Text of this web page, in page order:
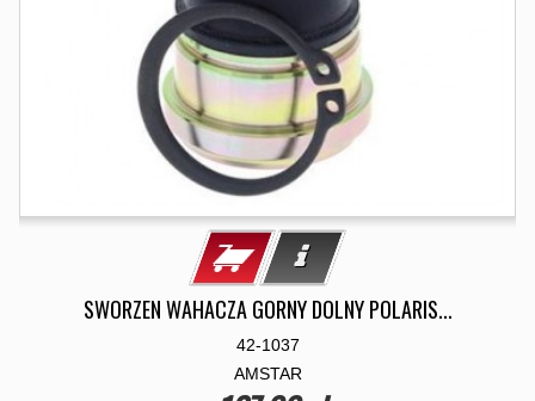
SWORZEN WAHACZA GORNY DOLNY POLARIS...
42-1037
AMSTAR